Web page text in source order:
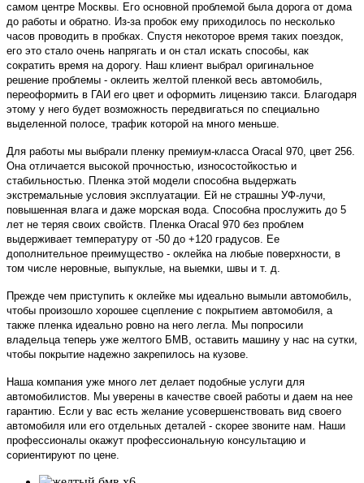
самом центре Москвы. Его основной проблемой была дорога от дома
до работы и обратно. Из-за пробок ему приходилось по несколько
часов проводить в пробках. Спустя некоторое время таких поездок,
его это стало очень напрягать и он стал искать способы, как
сократить время на дорогу. Наш клиент выбрал оригинальное
решение проблемы - оклеить желтой пленкой весь автомобиль,
переоформить в ГАИ его цвет и оформить лицензию такси. Благодаря
этому у него будет возможность передвигаться по специально
выделенной полосе, трафик которой на много меньше.
Для работы мы выбрали пленку премиум-класса Oracal 970, цвет 256.
Она отличается высокой прочностью, износостойкостью и
стабильностью. Пленка этой модели способна выдержать
экстремальные условия эксплуатации. Ей не страшны УФ-лучи,
повышенная влага и даже морская вода. Способна прослужить до 5
лет не теряя своих свойств. Пленка Oracal 970 без проблем
выдерживает температуру от -50 до +120 градусов. Ее
дополнительное преимущество - оклейка на любые поверхности, в
том числе неровные, выпуклые, на выемки, швы и т. д.
Прежде чем приступить к оклейке мы идеально вымыли автомобиль,
чтобы произошло хорошее сцепление с покрытием автомобиля, а
также пленка идеально ровно на него легла. Мы попросили
владельца теперь уже желтого БМВ, оставить машину у нас на сутки,
чтобы покрытие надежно закрепилось на кузове.
Наша компания уже много лет делает подобные услуги для
автомобилистов. Мы уверены в качестве своей работы и даем на нее
гарантию. Если у вас есть желание усовершенствовать вид своего
автомобиля или его отдельных деталей - скорее звоните нам. Наши
профессионалы окажут профессиональную консультацию и
сориентируют по цене.